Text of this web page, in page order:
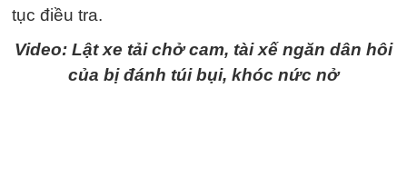
tục điều tra.
Video: Lật xe tải chở cam, tài xế ngăn dân hôi
của bị đánh túi bụi, khóc nức nở